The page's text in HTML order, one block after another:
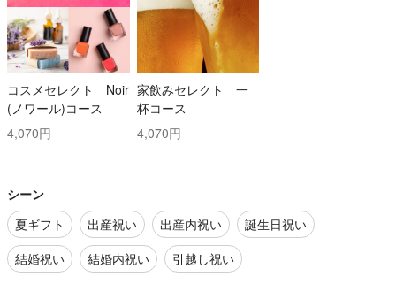
コスメセレクト Noir
(ノワール)コース
4,070円
家飲みセレクト 一
杯コース
4,070円
シーン
夏ギフト
出産祝い 出産内祝い
誕生日祝い
結婚祝い
結婚内祝い 引越し祝い